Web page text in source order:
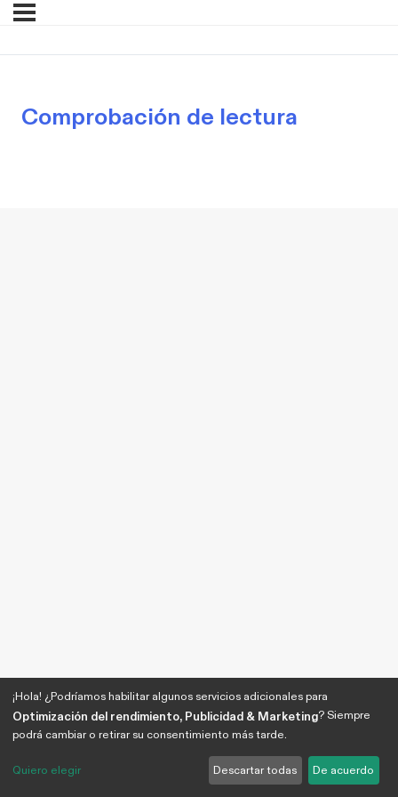
Comprobación de lectura
¡Hola! ¿Podríamos habilitar algunos servicios adicionales para
Optimización del rendimiento, Publicidad & Marketing? Siempre
podrá cambiar o retirar su consentimiento más tarde.
Quiero elegir Descartar todas De acuerdo